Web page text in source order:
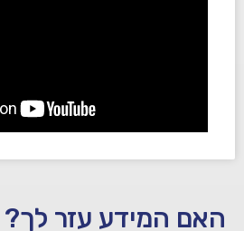
האם המידע עזר לך?